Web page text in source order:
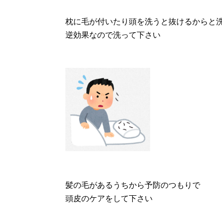
枕に毛が付いたり頭を洗うと抜けるからと
逆効果なので洗って下さい
髪の毛があるうちから予防のつもりで
頭皮のケアをして下さい